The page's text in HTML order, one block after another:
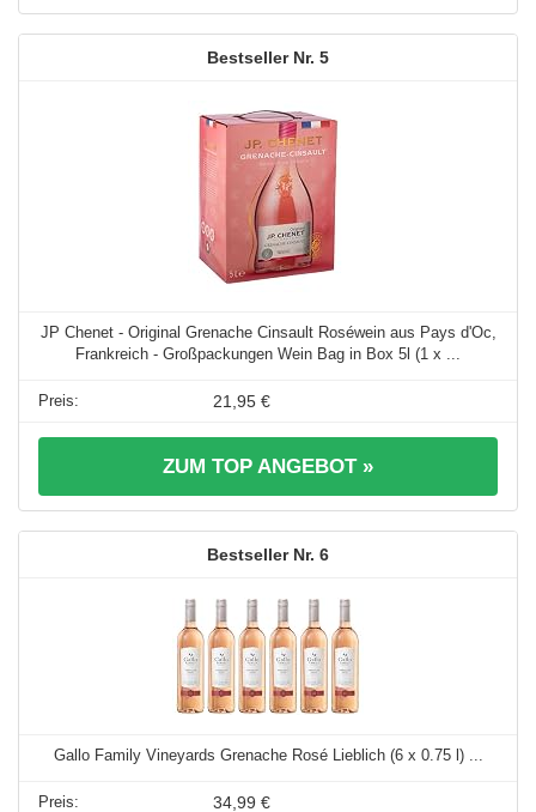
5
JP Chenet - Original Grenache Cinsault Roséwein aus Pays d'Oc,
Frankreich - Großpackungen Wein Bag in Box 5l (1 x ...
21,95 €
ZUM TOP ANGEBOT »
6
Gallo Family Vineyards Grenache Rosé Lieblich (6 x 0.75 l) ...
34,99 €